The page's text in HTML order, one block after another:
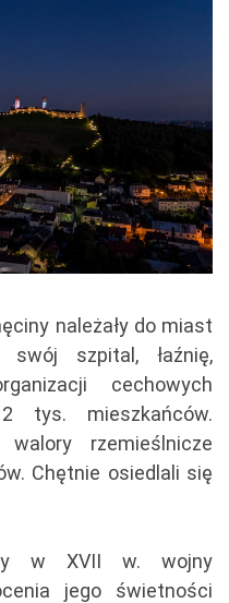
należały do miast
swój szpital, łaźnię,
cechowych
tys. mieszkańców.
rzemieślnicze
Chętnie osiedlali się
w XVII w. wojny
jego świetności